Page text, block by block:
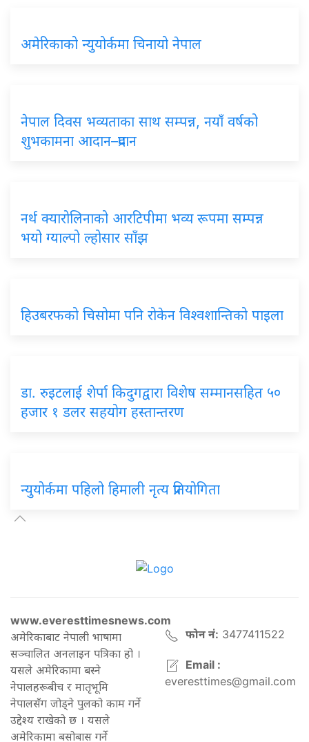
अमेरिकाको न्युयोर्कमा चिनायो नेपाल
नेपाल दिवस भव्यताका साथ सम्पन्न, नयाँ वर्षको
शुभकामना आदान–प्रदान
नर्थ क्यारोलिनाको आरटिपीमा भव्य रूपमा सम्पन्न
भयो ग्याल्पो ल्होसार साँझ
हिउबरफको चिसोमा पनि रोकेन विश्वशान्तिको पाइला
डा. रुइटलाई शेर्पा किदुगद्वारा विशेष सम्मानसहित ५०
हजार १ डलर सहयोग हस्तान्तरण
न्युयोर्कमा पहिलो हिमाली नृत्य प्रतियोगिता
www.everesttimesnews.com
अमेरिकाबाट नेपाली भाषामा
सञ्चालित अनलाइन पत्रिका हो ।
यसले अमेरिकामा बस्ने
नेपालहरूबीच र मातृभूमि
नेपालसँग जोड्ने पुलको काम गर्ने
उद्देश्य राखेको छ । यसले
अमेरिकामा बसोबास गर्ने
फोन नं: 3477411522
Email :
everesttimes@gmail.com